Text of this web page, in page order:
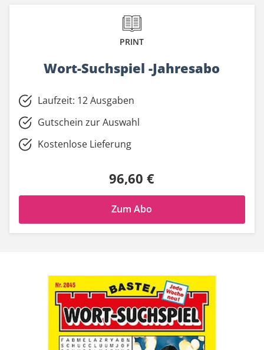
PRINT
Wort-Suchspiel -Jahresabo
Laufzeit: 12 Ausgaben
Gutschein zur Auswahl
Kostenlose Lieferung
96,60 €
Zum Abo